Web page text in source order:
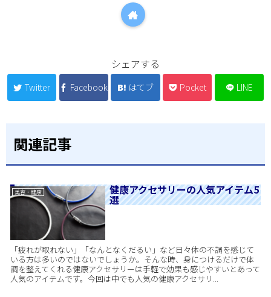
シェアする
Twitter Facebook はてブ Pocket LINE
関連記事
美容・健康 健康アクセサリーの人気アイテム5
選
「疲れが取れない」「なんとなくだるい」など日々体の不調を感じて
いる方は多いのではないでしょうか。そんな時、身につけるだけで体
調を整えてくれる健康アクセサリーは手軽で効果も感じやすいとあって
人気のアイテムです。今回は中でも人気の健康アクセサリ...